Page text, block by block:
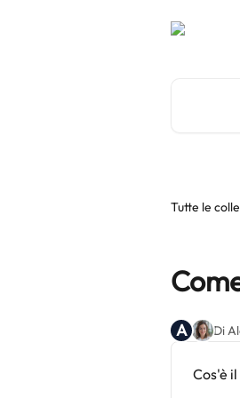
Tutte le
A Di
Cos'è